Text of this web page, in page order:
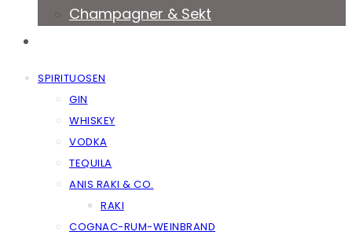
Champagner & Sekt
SPIRITUOSEN
GIN
WHISKEY
VODKA
TEQUILA
ANIS RAKI & CO.
RAKI
COGNAC-RUM-WEINBRAND